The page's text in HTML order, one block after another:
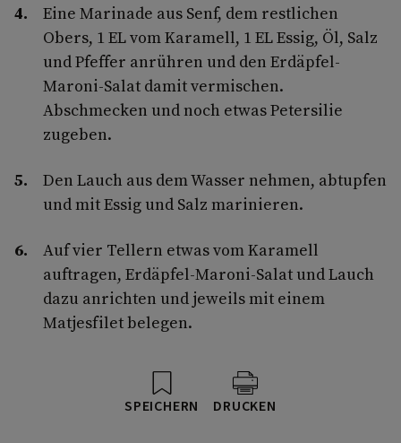
Eine Marinade aus Senf, dem restlichen
Obers, 1 EL vom Karamell, 1 EL Essig, Öl, Salz
und Pfeffer anrühren und den Erdäpfel-
Maroni-Salat damit vermischen.
Abschmecken und noch etwas Petersilie
zugeben.
Den Lauch aus dem Wasser nehmen, abtupfen
und mit Essig und Salz marinieren.
Auf vier Tellern etwas vom Karamell
auftragen, Erdäpfel-Maroni-Salat und Lauch
dazu anrichten und jeweils mit einem
Matjesfilet belegen.
SPEICHERN DRUCKEN